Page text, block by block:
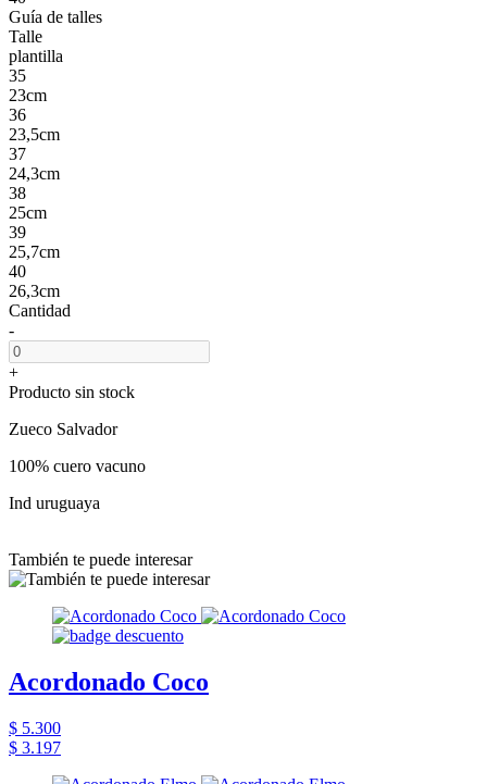
Guía de talles
Talle
plantilla
35
23cm
36
23,5cm
37
24,3cm
38
25cm
39
25,7cm
40
26,3cm
Cantidad
-
+
Producto sin stock
Zueco Salvador
100% cuero vacuno
Ind uruguaya
También te puede interesar
Acordonado Coco
$ 5.300
$ 3.197